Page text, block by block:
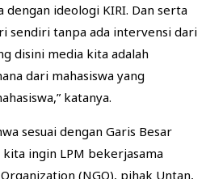
dengan ideologi KIRI. Dan serta
sendiri tanpa ada intervensi dari
disini media kita adalah
dari mahasiswa yang
katanya.
sesuai dengan Garis Besar
kita ingin LPM bekerjasama
(NGO), pihak Untan,